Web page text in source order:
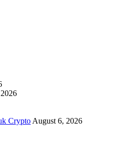
Crypto August 6, 2026